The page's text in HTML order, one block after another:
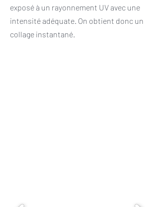
exposé à un rayonnement UV avec une
intensité adéquate. On obtient donc un
collage instantané.